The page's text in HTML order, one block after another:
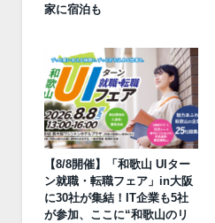
家に宿泊も
【8/8開催】「和歌山 UIター
ン就職・転職フェア」in大阪
に30社が集結！IT企業も5社
が参加、ここに“和歌山のリ